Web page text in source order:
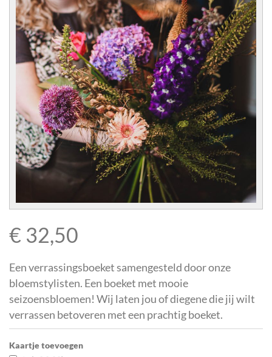
€ 32,50
Een verrassingsboeket samengesteld door onze
bloemstylisten. Een boeket met mooie
seizoensbloemen! Wij laten jou of diegene die jij wilt
verrassen betoveren met een prachtig boeket.
Kaartje toevoegen
BLOG
CONTACT